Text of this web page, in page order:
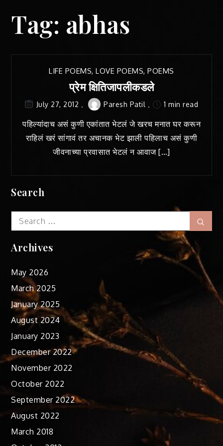
Tag: abhas
LIFE POEMS,LOVE POEMS,POEMS
प्रेम क्षितिजापलीकडले
July 27, 2012 Paresh Patil 1 min read
पहिल्यांदाच असं कुणी एकांतात भेटलं जे खरच मनात घर करून
राहिलं खरं सांगावं तर अचानक भेट झाली पहिलाच असं कुणी
जीवनाच्या प्रवासात भेटलं न आवाज […]
Search
Search
for:
Archives
May 2026
March 2025
January 2025
August 2024
January 2023
December 2022
November 2022
October 2022
September 2022
August 2022
March 2018